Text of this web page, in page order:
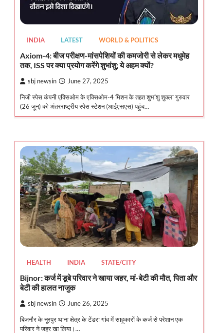
INDIA LATEST WORLD & POLITICS
Axiom-4: बीज परीक्षण-मांसपेशियों की कमजोरी से लेकर मधुमेह
तक, ISS पर क्या प्रयोग करेंगे शुभांशु; ये अहम क्यों?
sbj newsin June 27, 2025
निजी स्पेस कंपनी एक्सिओम के एक्सिओम-4 मिशन के तहत शुभांशु शुक्ला गुरुवार
(26 जून) को अंतरराष्ट्रीय स्पेस स्टेशन (आईएसएस) पहुंच…
HEALTH INDIA STATE/CITY
Bijnor: कर्ज में डूबे परिवार ने खाया जहर, मां-बेटी की मौत, पिता और
बेटी की हालत नाजुक
sbj newsin June 26, 2025
बिजनौर के नूरपुर थाना क्षेत्र के टेंडरा गांव में साहूकारों के कर्ज से परेशान एक
परिवार ने जहर खा लिया।…